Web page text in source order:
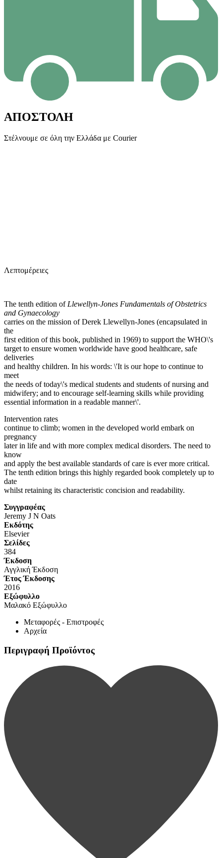
ΑΠΟΣΤΟΛΗ
Στέλνουμε σε όλη την Ελλάδα με Courier
Λεπτομέρειες
The tenth edition of Llewellyn-Jones Fundamentals of Obstetrics
and Gynaecology
carries on the mission of Derek Llewellyn-Jones (encapsulated in
the
first edition of this book, published in 1969) to support the WHO\'s
target to ensure women worldwide have good healthcare, safe
deliveries
and healthy children. In his words: \'It is our hope to continue to
meet
the needs of today\'s medical students and students of nursing and
midwifery; and to encourage self-learning skills while providing
essential information in a readable manner\'.
Intervention rates
continue to climb; women in the developed world embark on
pregnancy
later in life and with more complex medical disorders. The need to
know
and apply the best available standards of care is ever more critical.
The tenth edition brings this highly regarded book completely up to
date
whilst retaining its characteristic concision and readability.
Συγγραφέας
Jeremy J N Oats
Eκδότης
Elsevier
Σελίδες
384
Έκδοση
Αγγλική Έκδοση
Έτος Έκδοσης
2016
Εξώφυλλο
Μαλακό Εξώφυλλο
Μεταφορές - Επιστροφές
Αρχεία
Περιγραφή Προϊόντος